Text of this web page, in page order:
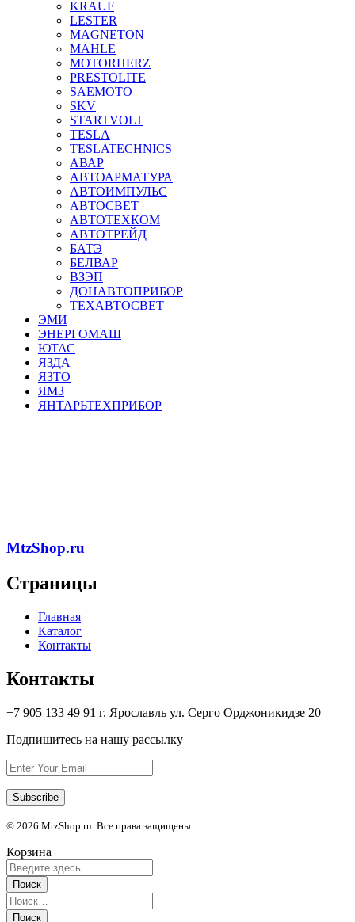
KRAUF
LESTER
MAGNETON
MAHLE
MOTORHERZ
PRESTOLITE
SAEMOTO
SKV
STARTVOLT
TESLA
TESLATECHNICS
АВАР
АВТОАРМАТУРА
АВТОИМПУЛЬС
АВТОСВЕТ
АВТОТЕХКОМ
АВТОТРЕЙД
БАТЭ
БЕЛВАР
ВЗЭП
ДОНАВТОПРИБОР
ТЕХАВТОСВЕТ
ЭМИ
ЭНЕРГОМАШ
ЮТАС
ЯЗДА
ЯЗТО
ЯМЗ
ЯНТАРЬТЕХПРИБОР
MtzShop.ru
Страницы
Главная
Каталог
Контакты
Контакты
+7 905 133 49 91 г. Ярославль ул. Серго Орджоникидзе 20
Подпишитесь на нашу рассылку
© 2026 MtzShop.ru. Все права защищены.
Корзина